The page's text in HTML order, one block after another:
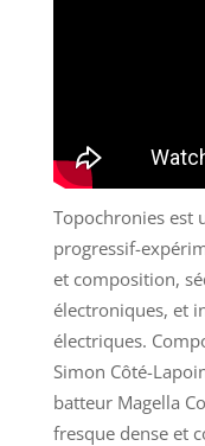
Topochronies est
progressif-
et composition,
électroniques, et
électriques.
Simon Côté-
batteur Magella
fresque dense et